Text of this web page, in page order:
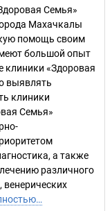
Семья»
Махачкалы
помощь своим
большой опыт
клиники «Здоровая
выявлять
клиники
Семья»
а также
различного
венерических